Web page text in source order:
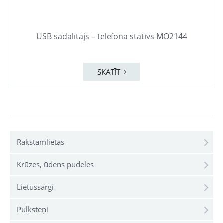
Rakstāmlietas
Krūzes, ūdens pudeles
Lietussargi
Pulksteņi
USB sadalītājs – telefona statīvs MO2144
SKATĪT